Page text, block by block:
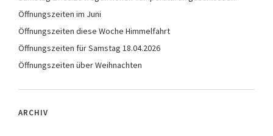
Öffnungszeiten im Juni
Öffnungszeiten diese Woche Himmelfahrt
Öffnungszeiten für Samstag 18.04.2026
Öffnungszeiten über Weihnachten
ARCHIV